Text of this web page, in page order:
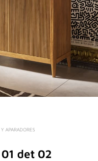
APARADORES
det 02